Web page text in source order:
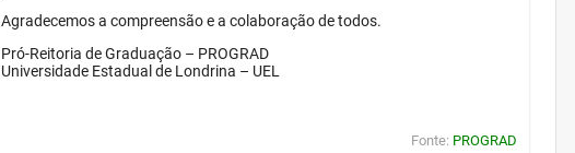
Agradecemos a compreensão e a colaboração de todos.
Pró-Reitoria de Graduação – PROGRAD
Universidade Estadual de Londrina – UEL
Fonte: PROGRAD